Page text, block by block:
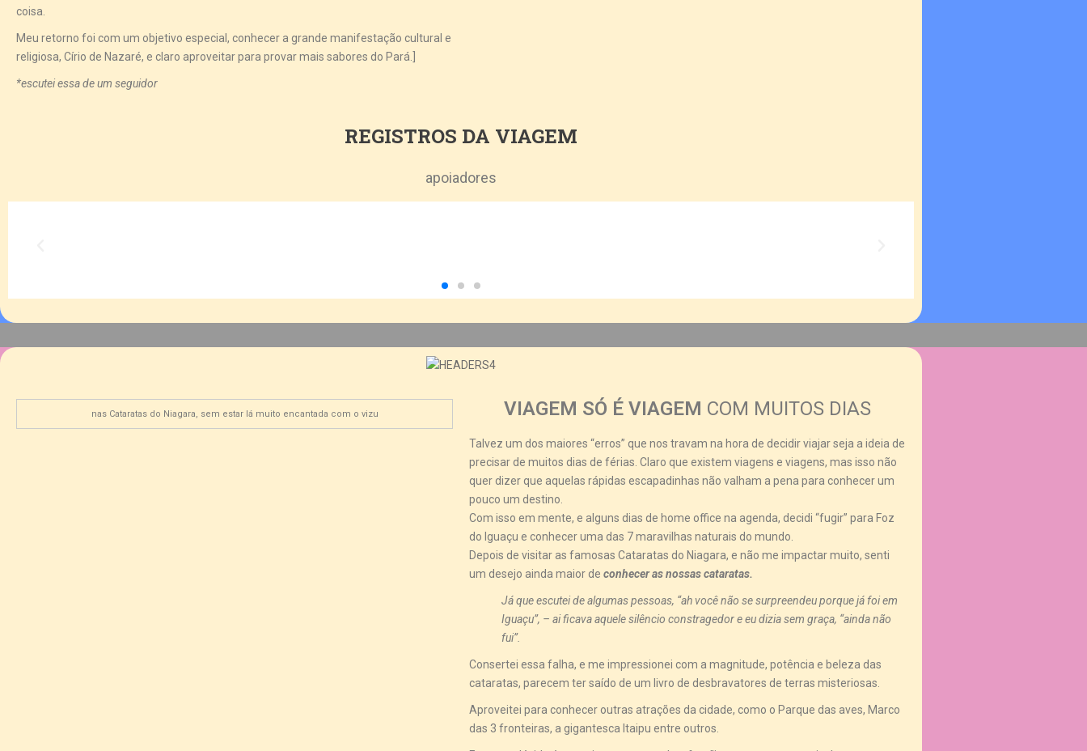
coisa.
Meu retorno foi com um objetivo especial, conhecer a grande manifestação cultural e
religiosa, Círio de Nazaré, e claro aproveitar para provar mais sabores do Pará.]
*escutei essa de um seguidor
REGISTROS DA VIAGEM
apoiadores
nas Cataratas do Niagara, sem estar lá muito encantada com o vizu VIAGEM SÓ É VIAGEM COM MUITOS DIAS
Talvez um dos maiores “erros” que nos travam na hora de decidir viajar seja a ideia de
precisar de muitos dias de férias. Claro que existem viagens e viagens, mas isso não
quer dizer que aquelas rápidas escapadinhas não valham a pena para conhecer um
pouco um destino.
Com isso em mente, e alguns dias de home office na agenda, decidi “fugir” para Foz
do Iguaçu e conhecer uma das 7 maravilhas naturais do mundo.
Depois de visitar as famosas Cataratas do Niagara, e não me impactar muito, senti
um desejo ainda maior de conhecer as nossas cataratas.
Já que escutei de algumas pessoas, “ah você não se surpreendeu porque já foi em
Iguaçu”, – ai ficava aquele silêncio constragedor e eu dizia sem graça, “ainda não
fui”.
Consertei essa falha, e me impressionei com a magnitude, potência e beleza das
cataratas, parecem ter saído de um livro de desbravatores de terras misteriosas.
Aproveitei para conhecer outras atrações da cidade, como o Parque das aves, Marco
das 3 fronteiras, a gigantesca Itaipu entre outros.